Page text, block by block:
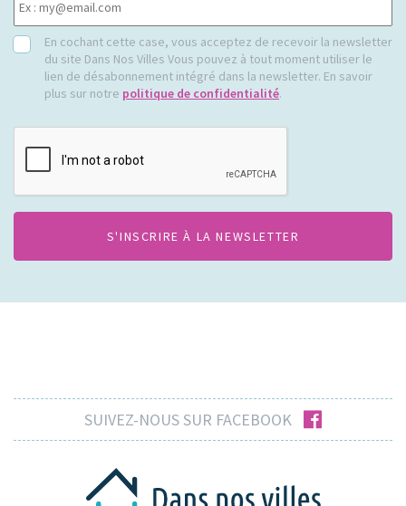
RGPDEn cochant cette case, vous acceptez de recevoir la newsletter
du site Dans Nos Villes Vous pouvez à tout moment utiliser le
lien de désabonnement intégré dans la newsletter. En savoir
plus sur notre politique de confidentialité.
SUIVEZ-NOUS SUR FACEBOOK facebook